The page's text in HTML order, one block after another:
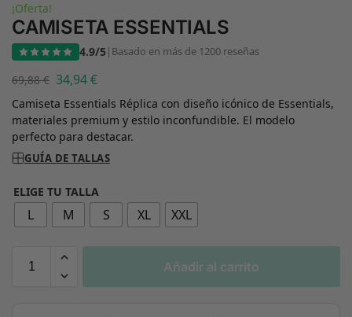
¡Oferta!
CAMISETA ESSENTIALS
4.9/5| Basado en más de 1200 reseñas
69,88€ 34,94€
Camiseta Essentials Réplica con diseño icónico de Essentials,
materiales premium y estilo inconfundible. El modelo
perfecto para destacar.
GUÍA DE TALLAS
ELIGE TU TALLA
L M S XL XXL
Añadir al carrito